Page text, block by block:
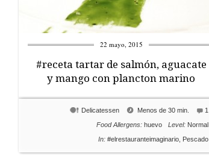
22 mayo, 2015
#receta tartar de salmón, aguacate
y mango con plancton marino
1
Menos de 30 min.
Delicatessen
Level: Normal
Food Allergens: huevo
In: #elrestauranteimaginario Pescado